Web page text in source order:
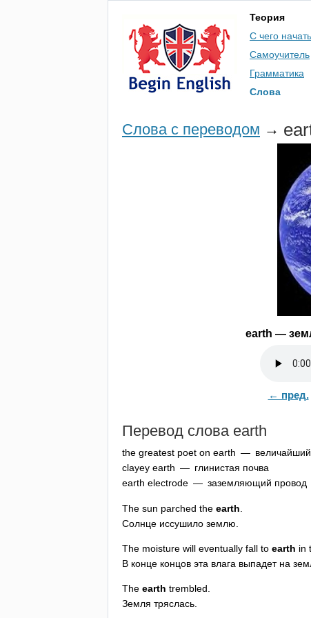
Теория
С чего начать
Самоучитель
Грамматика
Слова
Слова с переводом →
earth —
← пред.
Перевод слова earth
the greatest poet on earth — величайший
clayey earth — глинистая почва
earth electrode — заземляющий провод
The sun parched the earth
Солнце иссушило землю.
The moisture will eventually fall to earth in
В конце концов эта влага выпадет на
The earth trembled.
Земля тряслась.